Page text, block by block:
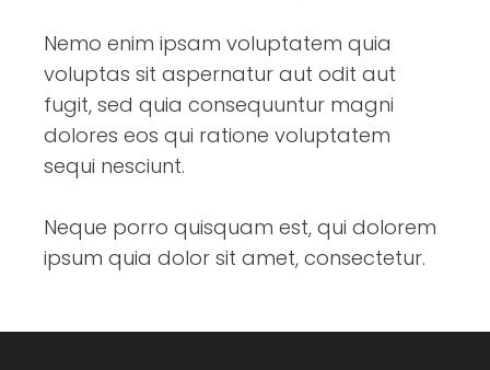
Nemo enim ipsam voluptatem quia
voluptas sit aspernatur aut odit aut
fugit, sed quia consequuntur magni
dolores eos qui ratione voluptatem
sequi nesciunt.
Neque porro quisquam est, qui dolorem
ipsum quia dolor sit amet, consectetur.